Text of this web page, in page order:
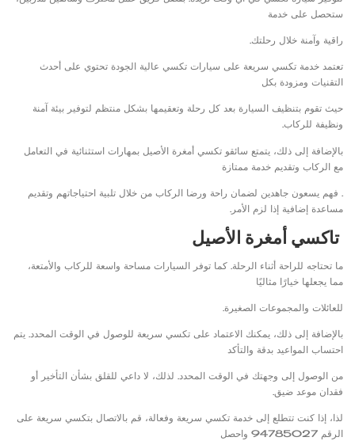
ستحصل على خدمة
راقية وآمنة خلال رحلتك.
تعتمد خدمة تكسي سريعة على سيارات تكسي عالية الجودة تحتوي على أحدث
التقنيات ومزودة بكل
حيث تقوم بتنظيف السيارة بعد كل رحلة وتعقيمها بشكل منتظم لتوفير بيئة آمنة
ونظيفة للركاب.
بالإضافة إلى ذلك، يتمتع سائقو تكسي أمغرة الأصيل بمهارات استثنائية في التعامل
مع الركاب وتقديم خدمة ممتازة
. فهم يسعون جاهدين لضمان راحة ورضا الركاب من خلال تلبية احتياجاتهم وتقديم
مساعدة إضافية إذا لزم الأمر.
تاكسي أمغرة الأصيل
ما تحتاجه للراحة أثناء الرحلة. كما توفر السيارات مساحة واسعة للركاب والأمتعة،
مما يجعلها خيارًا مثاليًا
للعائلات والمجموعات الصغيرة.
بالإضافة إلى ذلك، يمكنك الاعتماد على تكسي سريعة للوصول في الوقت المحدد. يتم
احتساب المواعيد بدقة والتأكد
من الوصول إلى وجهتك في الوقت المحدد. لذلك، لا داعي للقلق بشأن التأخير أو
فقدان موعد ضيق.
لذا، إذا كنت تتطلع إلى خدمة تكسي سريعة وفعالة، قم بالاتصال بتكسي سريعة على
الرقم 94785027 واحصل